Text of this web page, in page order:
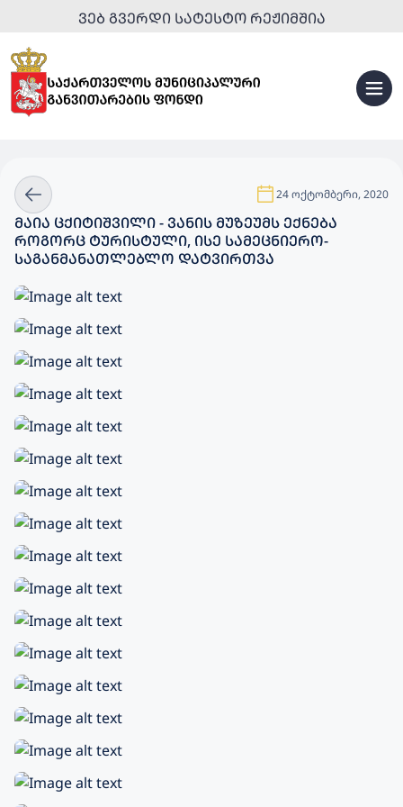
ᲕᲔᲑ ᲒᲕᲔᲠᲓᲘ ᲡᲐᲢᲔᲡᲢᲝ ᲠᲔᲟᲘᲛᲨᲘᲐ
24 ოქტომბერი, 2020
ᲛᲐᲘᲐ ᲪᲥᲘᲢᲘᲨᲕᲘᲚᲘ - ᲕᲐᲜᲘᲡ ᲛᲣᲖᲔᲣᲛᲡ ᲔᲥᲜᲔᲑᲐ
ᲠᲝᲒᲝᲠᲪ ᲢᲣᲠᲘᲡᲢᲣᲚᲘ, ᲘᲡᲔ ᲡᲐᲛᲔᲪᲜᲘᲔᲠᲝ-
ᲡᲐᲒᲐᲜᲛᲐᲜᲐᲗᲚᲔᲑᲚᲝ ᲓᲐᲢᲕᲘᲠᲗᲕᲐ